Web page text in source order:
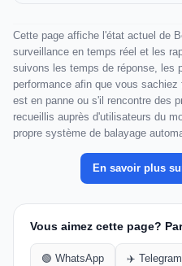
Cette page affiche l'état actuel de
surveillance en temps réel et les
suivons les temps de réponse, les
performance afin que vous
est en panne ou s'il rencontre des
recueillis auprès d'utilisateurs du
propre système de balayage
En savoir plus
Vous aimez cette page?
🟢 WhatsApp ✈️ Telegram